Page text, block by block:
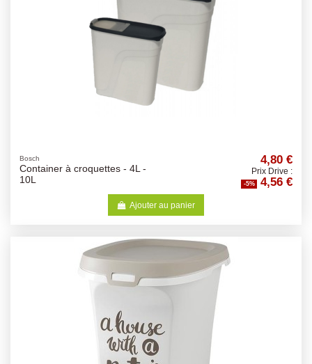
Bosch
Container à croquettes - 4L -
10L
4,80 €
Prix Drive :
-5% 4,56 €
Ajouter au panier